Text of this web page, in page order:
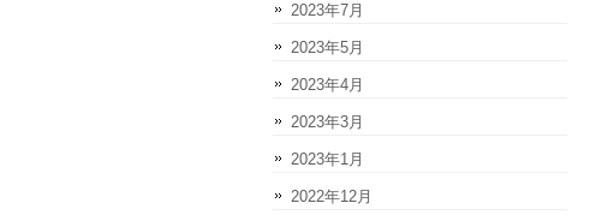
2023年7月
2023年5月
2023年4月
2023年3月
2023年1月
2022年12月